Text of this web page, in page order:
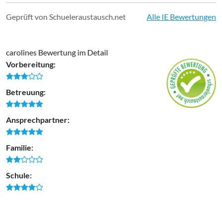
Geprüft von Schueleraustausch.net Alle IE Bewertungen
carolines Bewertung im Detail
Vorbereitung:
Betreuung:
Ansprechpartner:
Familie:
Schule: